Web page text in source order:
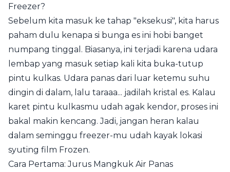
Freezer?
Sebelum kita masuk ke tahap "eksekusi", kita harus
paham dulu kenapa si bunga es ini hobi banget
numpang tinggal. Biasanya, ini terjadi karena udara
lembap yang masuk setiap kali kita buka-tutup
pintu kulkas. Udara panas dari luar ketemu suhu
dingin di dalam, lalu taraaa... jadilah kristal es. Kalau
karet pintu kulkasmu udah agak kendor, proses ini
bakal makin kencang. Jadi, jangan heran kalau
dalam seminggu freezer-mu udah kayak lokasi
syuting film Frozen.
Cara Pertama: Jurus Mangkuk Air Panas